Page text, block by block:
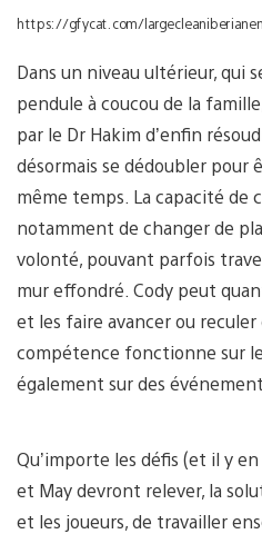
https://gfycat.com/
Dans un niveau ultérieur, qui
pendule à coucou de la
par le Dr Hakim d’enfin
désormais se dédoubler pour
même temps. La capacité de
notamment de changer de
volonté, pouvant parfois
mur effondré. Cody peut
et les faire avancer ou
compétence fonctionne sur
également sur des
Qu’importe les défis (et il y en
et May devront relever, la
et les joueurs, de travailler